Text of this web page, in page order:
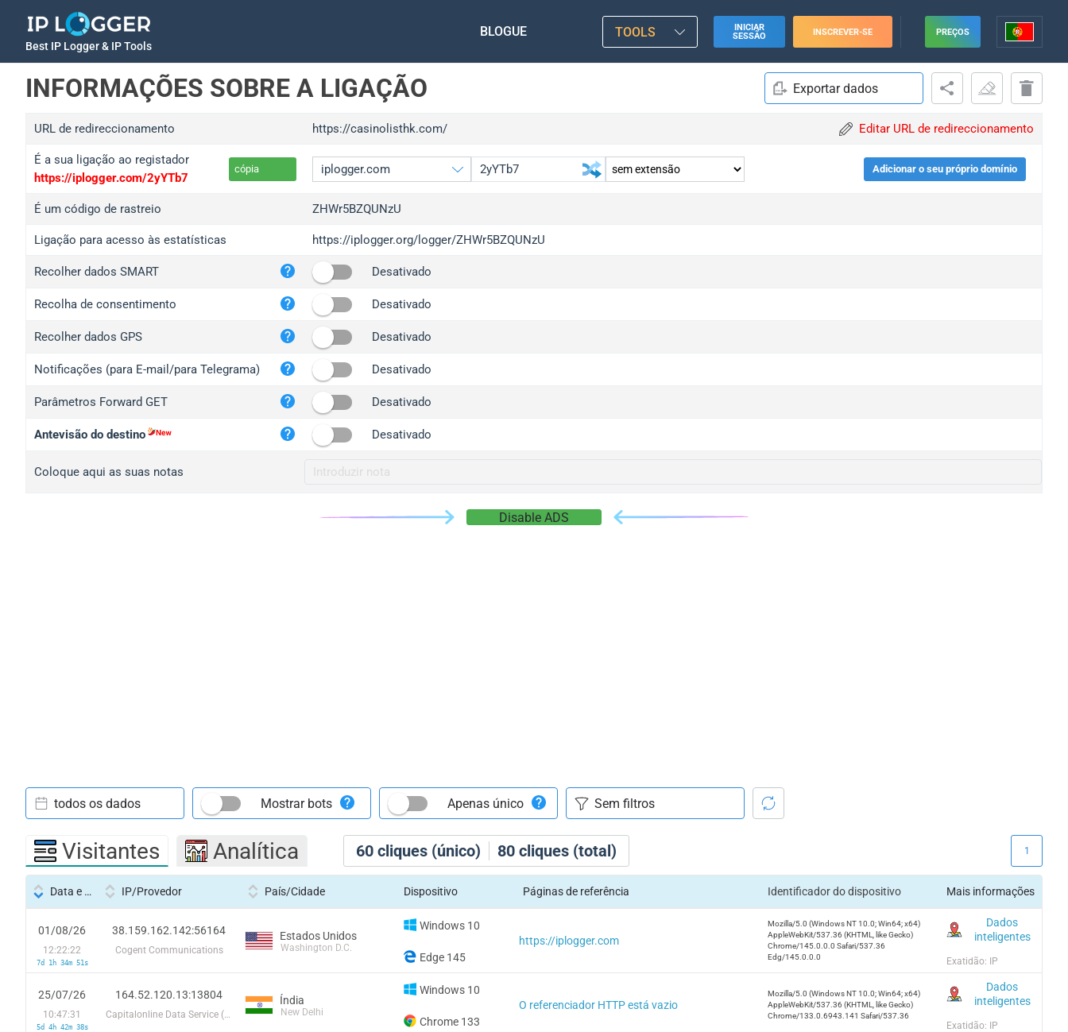
Best IP Logger & IP Tools
BLOGUE TOOLS
INICIAR
SESSÃO
INSCREVER-SE PREÇOS
INFORMAÇÕES SOBRE A LIGAÇÃO Exportar dados
URL de redireccionamento https://casinolisthk.com/ Editar URL de redireccionamento
É a sua ligação ao registador
https://iplogger.com/2yYTb7
cópia
iplogger.org
wl.gl
ed.tc
iplogger.com
iplogger.co
2no.co
yip.su
iplogger.info
Adicionar o seu próprio domínio
É um código de rastreio ZHWr5BZQUNzU
Ligação para acesso às estatísticas https://iplogger.org/logger/ZHWr5BZQUNzU
Recolher dados SMART Desativado
Recolha de consentimento Desativado
Recolher dados GPS Desativado
Notificações (para E-mail/para Telegrama) Desativado
Parâmetros Forward GET Desativado
Antevisão do destino Desativado
Coloque aqui as suas notas
Disable ADS
60 cliques (único) 80 cliques (total)
todos os dados Mostrar bots Apenas único
Visitantes Analítica 1
Data e hora IP/Provedor País/Cidade Dispositivo Páginas de referência Identificador do dispositivo Mais informações
01/08/26
12:22:22
7d 1h 34m 51s
38.159.162.142:56164
Cogent Communications
Estados Unidos
Washington D.C.
Windows 10
Edge 145
https://iplogger.com
Mozilla/5.0 (Windows NT 10.0; Win64; x64)
AppleWebKit/537.36 (KHTML, like Gecko)
Chrome/145.0.0.0 Safari/537.36
Edg/145.0.0.0
Dados
inteligentes
Exatidão: IP
25/07/26
10:47:31
5d 4h 42m 38s
164.52.120.13:13804
Capitalonline Data Service (HK) Co
Índia
New Delhi
Windows 10
Chrome 133
O referenciador HTTP está vazio
Mozilla/5.0 (Windows NT 10.0; Win64; x64)
AppleWebKit/537.36 (KHTML, like Gecko)
Chrome/133.0.6943.141 Safari/537.36
Dados
inteligentes
Exatidão: IP